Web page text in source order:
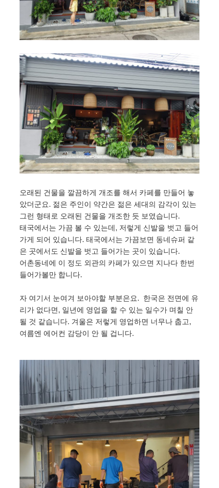
오래된 건물을 깔끔하게 개조를 해서 카페를 만들어 놓
았더군요. 젊은 주인이 약간은 젊은 세대의 감각이 있는
그런 형태로 오래된 건물을 개조한 듯 보였습니다.
태국에서는 가끔 볼 수 있는데, 저렇게 신발을 벗고 들어
가게 되어 있습니다. 태국에서는 가끔보면 동네슈퍼 같
은 곳에서도 신발을 벗고 들어가는 곳이 있습니다.
어촌동네에 이 정도 외관의 카페가 있으면 지나다 한번
들어가볼만 합니다.
자 여기서 눈여겨 보아야할 부분은요. 한국은 전면에 유
리가 없다면, 일년에 영업을 할 수 있는 일수가 며칠 안
될 것 같습니다. 겨울은 저렇게 영업하면 너무나 춥고,
여름엔 에어컨 감당이 안 될 겁니다.